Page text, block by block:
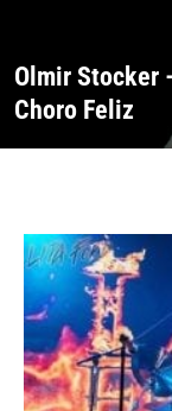
Olmir Stocker
Choro Feliz